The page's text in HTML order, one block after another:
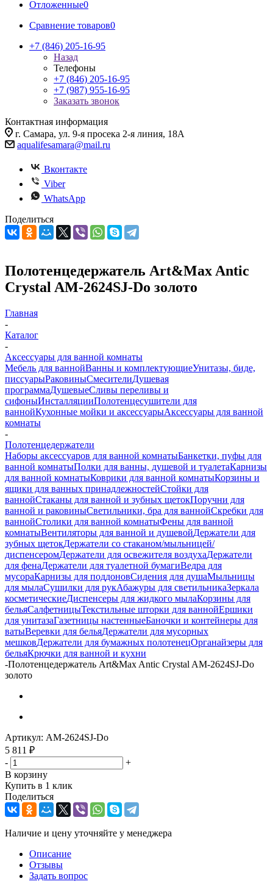
Отложенные0
Сравнение товаров0
+7 (846) 205-16-95
Назад
Телефоны
+7 (846) 205-16-95
+7 (987) 955-16-95
Заказать звонок
Контактная информация
г. Самара, ул. 9-я просека 2-я линия, 18А
aqualifesamara@mail.ru
Вконтакте
Viber
WhatsApp
Поделиться
Полотенцедержатель Art&Max Antic
Crystal AM-2624SJ-Do золото
Главная
-
Каталог
-
Аксессуары для ванной комнаты
Мебель для ваннойВанны и комплектующиеУнитазы, биде,
писсуарыРаковиныСмесителиДушевая
программаДушевыеСливы переливы и
сифоныИнсталляцииПолотенцесушители для
ваннойКухонные мойки и аксессуарыАксессуары для ванной
комнаты
-
Полотенцедержатели
Наборы аксессуаров для ванной комнатыБанкетки, пуфы для
ванной комнатыПолки для ванны, душевой и туалетаКарнизы
для ванной комнатыКоврики для ванной комнатыКорзины и
ящики для ванных принадлежностейСтойки для
ваннойСтаканы для ванной и зубных щетокПоручни для
ванной и раковиныСветильники, бра для ваннойСкребки для
ваннойСтолики для ванной комнатыФены для ванной
комнатыВентиляторы для ванной и душевойДержатели для
зубных щетокДержатели со стаканом/мыльницей/
диспенсеромДержатели для освежителя воздухаДержатели
для фенаДержатели для туалетной бумагиВедра для
мусораКарнизы для поддоновСидения для душаМыльницы
для мылаСушилки для рукАбажуры для светильникаЗеркала
косметическиеДиспенсеры для жидкого мылаКорзины для
бельяСалфетницыТекстильные шторки для ваннойЕршики
для унитазаГазетницы настенныеБаночки и контейнеры для
ватыВеревки для бельяДержатели для мусорных
мешковДержатели для бумажных полотенецОрганайзеры для
бельяКрючки для ванной и кухни
-Полотенцедержатель Art&Max Antic Crystal AM-2624SJ-Do
золото
Артикул: AM-2624SJ-Do
5 811 ₽
-
+
В корзину
Купить в 1 клик
Поделиться
Наличие и цену уточняйте у менеджера
Описание
Отзывы
Задать вопрос